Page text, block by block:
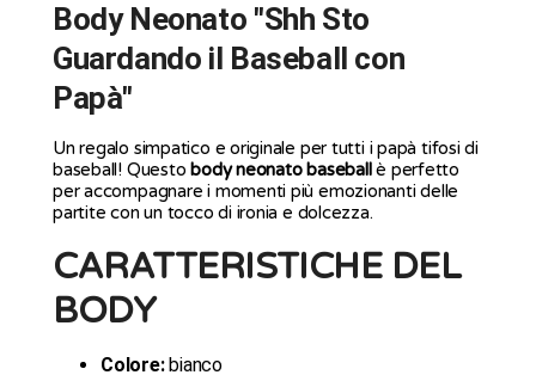
Body Neonato "Shh Sto
Guardando il Baseball con
Papà"
Un regalo simpatico e originale per tutti i papà tifosi di
baseball! Questobody neonato baseballè perfetto
per accompagnare i momenti più emozionanti delle
partite con un tocco di ironia e dolcezza.
CARATTERISTICHE DEL
BODY
Colore:bianco